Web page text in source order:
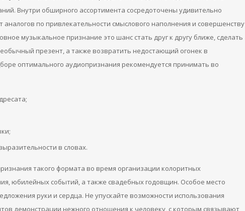
Внутри обширного ассортимента сосредоточены удивительно
по привлекательности смыслового наполнения и совершенству
музыкальное признание это шанс стать друг к другу ближе, сделать
презент, а также возвратить недостающий огонек в
оптимального аудиопризнания рекомендуется принимать во
в словах.
такого формата во время организации колоритных
юбилейных событий, а также свадебных годовщин. Особое место
руки и сердца. Не упускайте возможности использования
демонстрации нежного отношения к человеку, с которым связывают